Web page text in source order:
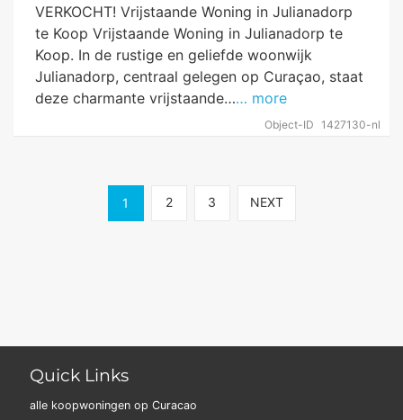
Object-ID 1427130-nl
VERKOCHT! Vrijstaande Woning in Julianadorp
te Koop Vrijstaande Woning in Julianadorp te
Koop. In de rustige en geliefde woonwijk
Julianadorp, centraal gelegen op Curaçao, staat
deze charmante vrijstaande…… more
1 2 3 NEXT
Quick Links
alle koopwoningen op Curacao